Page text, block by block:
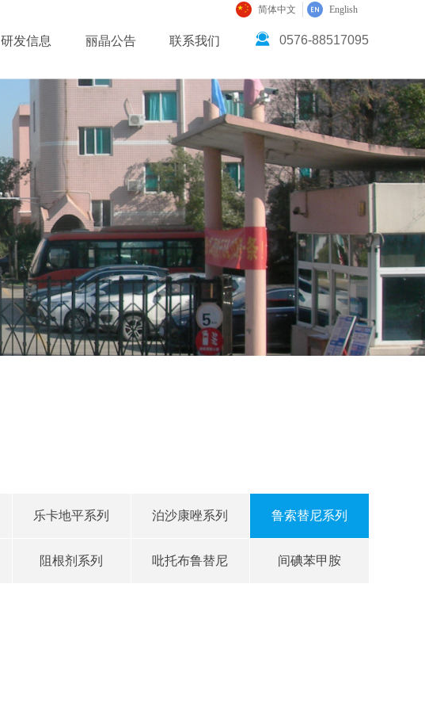
0576-88517095
끤
研发信息 丽晶公告 联系我们
简体中文 English
乐卡地平系列 泊沙康唑系列 鲁索替尼系列
阻根剂系列 吡托布鲁替尼 间碘苯甲胺